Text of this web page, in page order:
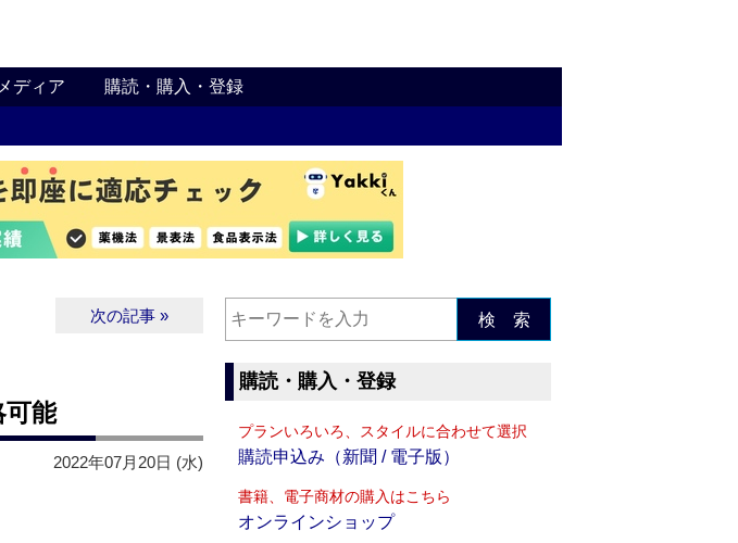
ディア 購読・購入・登録
次の記事 »
可能
2022年07月20日 (水)
検 索
購読・購入・登録
プランいろいろ、スタイルに合わせて選択
購読申込み（新聞 / 電子版）
書籍、電子商材の購入はこちら
オンラインショップ